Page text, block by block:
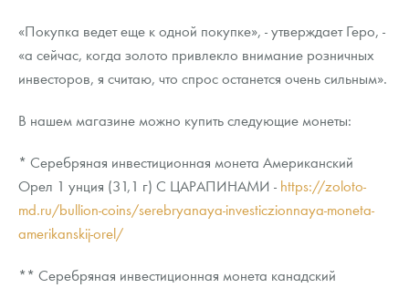
«Покупка ведет еще к одной покупке», - утверждает Геро, -
«а сейчас, когда золото привлекло внимание розничных
инвесторов, я считаю, что спрос останется очень сильным».
В нашем магазине можно купить следующие монеты:
* Серебряная инвестиционная монета Американский
Орел 1 унция (31,1 г) С ЦАРАПИНАМИ - https://zoloto-
md.ru/bullion-coins/serebryanaya-investiczionnaya-moneta-
amerikanskij-orel/
** Серебряная инвестиционная монета канадский